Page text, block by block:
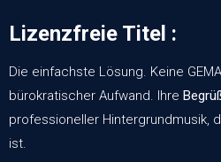
Lizenzfreie Titel :
Die einfachste Lösung. Keine
bürokratischer Aufwand. Ihre
professioneller Hintergrundmusik,
ist.